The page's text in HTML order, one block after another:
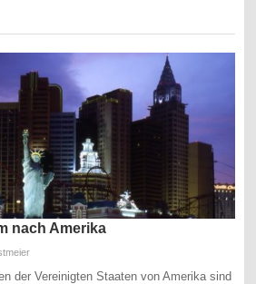
nach Amerika
der Vereinigten Staaten von Amerika sind